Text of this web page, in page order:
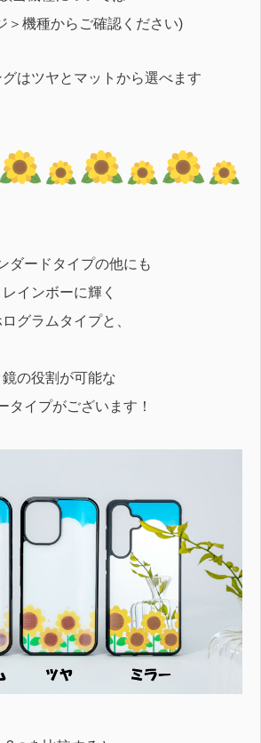
＞機種からご確認ください)
グはツヤとマットから選べます
ダードタイプの他にも
レインボーに輝く
ログラムタイプと、
鏡の役割が可能な
タイプがございます！